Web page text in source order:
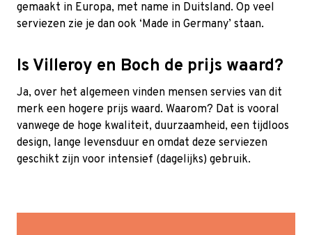
gemaakt in Europa, met name in Duitsland. Op veel
serviezen zie je dan ook ‘Made in Germany’ staan.
Is Villeroy en Boch de prijs waard?
Ja, over het algemeen vinden mensen servies van dit
merk een hogere prijs waard. Waarom? Dat is vooral
vanwege de hoge kwaliteit, duurzaamheid, een tijdloos
design, lange levensduur en omdat deze serviezen
geschikt zijn voor intensief (dagelijks) gebruik.